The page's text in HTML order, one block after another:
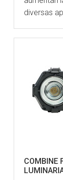
diversas
COMBINE